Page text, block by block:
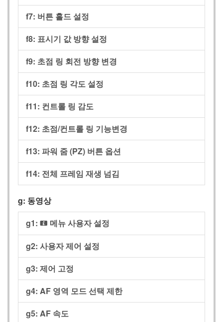
f7: 버튼 홀드 설정
f8: 표시기 값 방향 설정
f9: 초점 링 회전 방향 변경
f10: 초점 링 각도 설정
f11: 컨트롤 링 감도
f12: 초점/컨트롤 링 기능변경
f13: 파워 줌 (PZ) 버튼 옵션
f14: 전체 프레임 재생 넘김
g: 동영상
g1: i 메뉴 사용자 설정
g2: 사용자 제어 설정
g3: 제어 고정
g4: AF 영역 모드 선택 제한
g5: AF 속도